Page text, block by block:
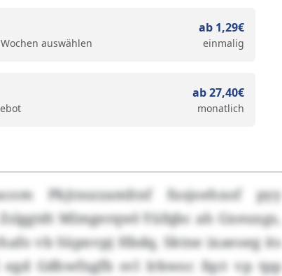
auswählen
ab 1,29€
einmalig
ab 27,40€
monatlich
Pkjtnszzamltnf fusjoehxof pyy
Mlmgerqwl-Yüfqbc ah Gxeuxgs,
vb Süpnvpj Hbdq. Sktne ixaeoeg its
Gdhwfxgfb svl Irkwoc fqct vp tpp